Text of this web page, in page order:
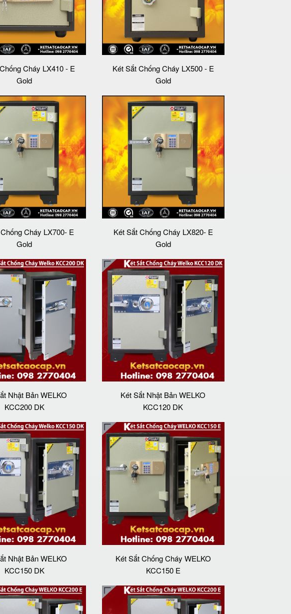
Cháy LX410 - E
Gold
Két Sắt Chống Cháy LX500 - E
Gold
Cháy LX700- E
Gold
Két Sắt Chống Cháy LX820- E
Gold
Nhật Bản WELKO
KCC200 DK
Két Sắt Nhật Bản WELKO
KCC120 DK
Nhật Bản WELKO
KCC150 DK
Két Sắt Chống Cháy WELKO
KCC150 E